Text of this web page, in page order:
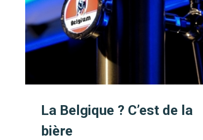
La Belgique ? C’est de la
bière